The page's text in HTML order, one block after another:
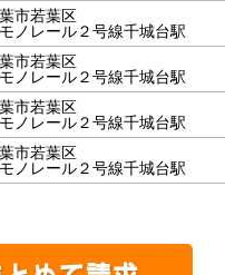
市若葉区
ノレール２号線千城台駅
市若葉区
ノレール２号線千城台駅
市若葉区
ノレール２号線千城台駅
市若葉区
ノレール２号線千城台駅